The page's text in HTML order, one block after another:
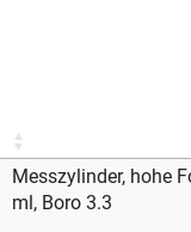
Messzylinder, hohe
ml, Boro 3.3